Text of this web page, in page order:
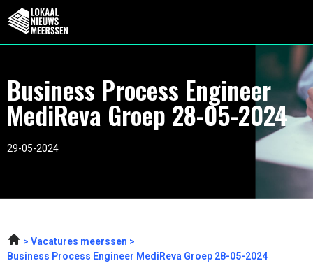
Business Process Engineer
MediReva Groep 28-05-2024
29-05-2024
Vacatures meerssen
Business Process Engineer MediReva Groep 28-05-2024